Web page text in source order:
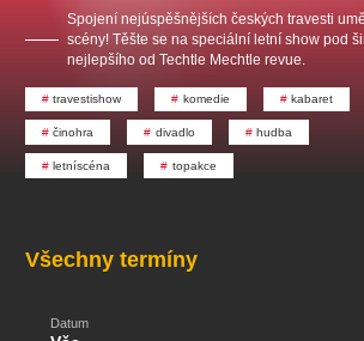
Spojení nejúspěšnějších českých travesti
scény! Těšte se na speciální letní show pod
nejlepšího od Techtle Mechtle revue.
travestishow komedie kabaret
činohra divadlo hudba
letníscéna topakce
Všechny termíny
Datum
Ostatní hledají
Nejnavštěvovanější
doporučujeme premiéra komedie